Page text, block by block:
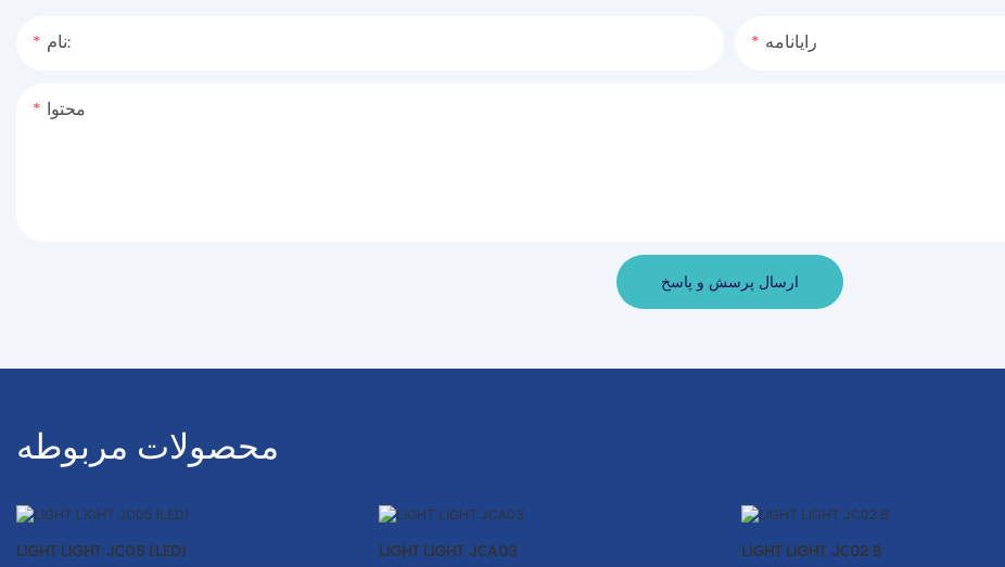
نام: رایانامه
محتوا
ارسال پرسش و پاسخ
محصولات مربوطه
LIGHT LIGHT JC05 (LED) LIGHT LIGHT JCA03 LIGHT LIGHT JC02 B